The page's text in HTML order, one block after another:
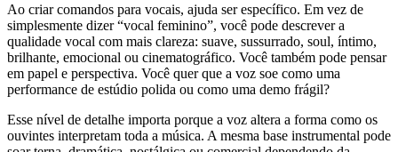
Ao criar comandos para vocais, ajuda ser específico. Em vez de
simplesmente dizer “vocal feminino”, você pode descrever a
qualidade vocal com mais clareza: suave, sussurrado, soul, íntimo,
brilhante, emocional ou cinematográfico. Você também pode pensar
em papel e perspectiva. Você quer que a voz soe como uma
performance de estúdio polida ou como uma demo frágil?
Esse nível de detalhe importa porque a voz altera a forma como os
ouvintes interpretam toda a música. A mesma base instrumental pode